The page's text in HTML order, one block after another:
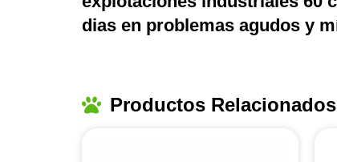
dias en problemas agudos y
Productos Relacionados